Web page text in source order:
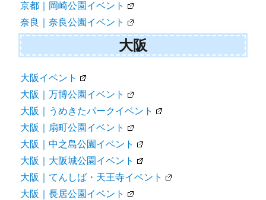
京都｜岡崎公園イベント
奈良｜奈良公園イベント
大阪
大阪イベント
大阪｜万博公園イベント
大阪｜うめきたパークイベント
大阪｜扇町公園イベント
大阪｜中之島公園イベント
大阪｜大阪城公園イベント
大阪｜てんしば・天王寺イベント
大阪｜長居公園イベント